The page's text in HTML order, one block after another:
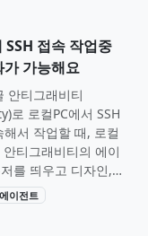
접속 작업중
가 가능해요
안티그래비티
로컬PC에서 SSH
서 작업할 때, 로컬
티그래비티의 에이
를 띄우고 디자인,
주면 얼마나 편할
복잡한 명령어를 입
리의 유능한 에이
이전트